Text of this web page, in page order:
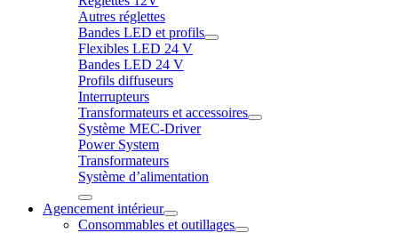
Autres réglettes
Bandes LED et profils
Flexibles LED 24 V
Bandes LED 24 V
Profils diffuseurs
Interrupteurs
Transformateurs et accessoires
Système MEC-Driver
Power System
Transformateurs
Système d’alimentation
Agencement intérieur
Consommables et outillages